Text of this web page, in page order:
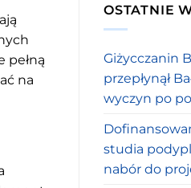
pełną
na
OSTATNIE
Giżycczanin
przepłynął
wyczyn po
studia
nabór do